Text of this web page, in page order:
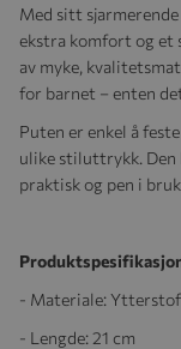
Med sitt
ekstra komfort og et
av myke,
for barnet – enten
Puten er enkel å
ulike stiluttrykk. Den
praktisk og pen i
- Materiale:
- Lengde: 21 cm